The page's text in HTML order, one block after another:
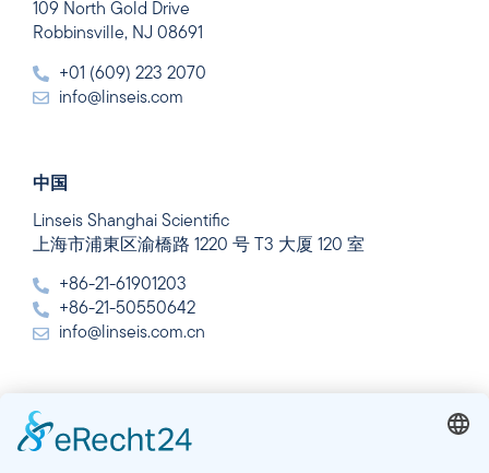
109 North Gold Drive
Robbinsville, NJ 08691
+01 (609) 223 2070
info@linseis.com
中国
Linseis Shanghai Scientific
上海市浦東区渝橋路 1220 号 T3 大厦 120 室
+86-21-61901203
+86-21-50550642
info@linseis.com.cn
インド
Linseis Thermal Analysis India Pvt. Ltd.